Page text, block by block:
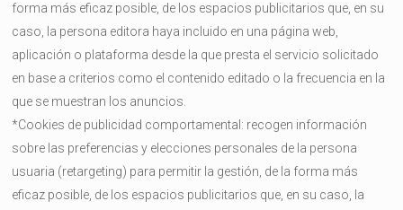
forma más eficaz posible, de los espacios publicitarios que, en su
caso, la persona editora haya incluido en una página web,
aplicación o plataforma desde la que presta el servicio solicitado
en base a criterios como el contenido editado o la frecuencia en la
que se muestran los anuncios.
*Cookies de publicidad comportamental: recogen información
sobre las preferencias y elecciones personales de la persona
usuaria (retargeting) para permitir la gestión, de la forma más
eficaz posible, de los espacios publicitarios que, en su caso, la